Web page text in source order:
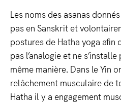
Les noms des asanas
pas en Sanskrit et
postures de Hatha yoga afin
pas l’analogie et ne
même manière. Dans le Yin
relâchement musculaire de
Hatha il y a engagement